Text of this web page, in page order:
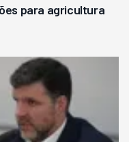
para agricultura